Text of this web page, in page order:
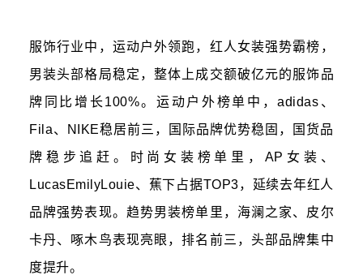
服饰行业中，运动户外领跑，红人女装强势霸榜，
男装头部格局稳定，整体上成交额破亿元的服饰品
牌同比增长100%。运动户外榜单中，adidas、
Fila、NIKE稳居前三，国际品牌优势稳固，国货品
牌稳步追赶。时尚女装榜单里，AP女装、
LucasEmilyLouie、蕉下占据TOP3，延续去年红人
品牌强势表现。趋势男装榜单里，海澜之家、皮尔
卡丹、啄木鸟表现亮眼，排名前三，头部品牌集中
度提升。